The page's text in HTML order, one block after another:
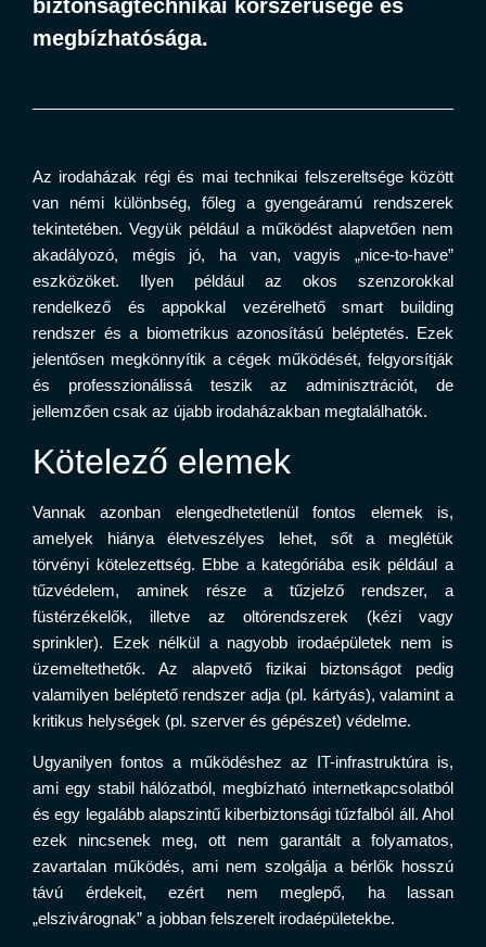
biztonságtechnikai korszerűsége és
megbízhatósága.
Az irodaházak régi és mai technikai felszereltsége között
van némi különbség, főleg a gyengeáramú rendszerek
tekintetében. Vegyük például a működést alapvetően nem
akadályozó, mégis jó, ha van, vagyis „nice-to-have”
eszközöket. Ilyen például az okos szenzorokkal
rendelkező és appokkal vezérelhető smart building
rendszer és a biometrikus azonosítású beléptetés. Ezek
jelentősen megkönnyítik a cégek működését, felgyorsítják
és professzionálissá teszik az adminisztrációt, de
jellemzően csak az újabb irodaházakban megtalálhatók.
Kötelező elemek
Vannak azonban elengedhetetlenül fontos elemek is,
amelyek hiánya életveszélyes lehet, sőt a meglétük
törvényi kötelezettség. Ebbe a kategóriába esik például a
tűzvédelem, aminek része a tűzjelző rendszer, a
füstérzékelők, illetve az oltórendszerek (kézi vagy
sprinkler). Ezek nélkül a nagyobb irodaépületek nem is
üzemeltethetők. Az alapvető fizikai biztonságot pedig
valamilyen beléptető rendszer adja (pl. kártyás), valamint a
kritikus helységek (pl. szerver és gépészet) védelme.
Ugyanilyen fontos a működéshez az IT-infrastruktúra is,
ami egy stabil hálózatból, megbízható internetkapcsolatból
és egy legalább alapszintű kiberbiztonsági tűzfalból áll. Ahol
ezek nincsenek meg, ott nem garantált a folyamatos,
zavartalan működés, ami nem szolgálja a bérlők hosszú
távú érdekeit, ezért nem meglepő, ha lassan
„elszivárognak” a jobban felszerelt irodaépületekbe.